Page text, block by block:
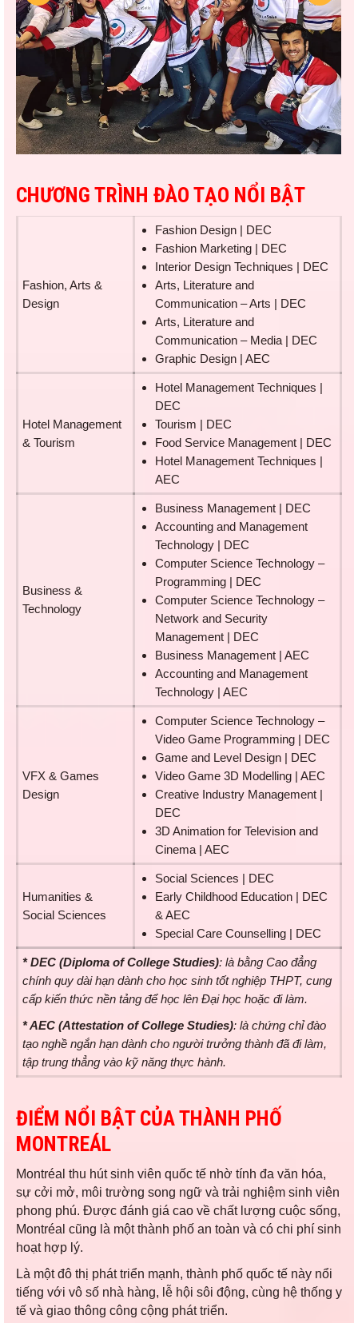
CHƯƠNG TRÌNH ĐÀO TẠO NỔI BẬT
Fashion, Arts &
Design
Fashion Design | DEC
Fashion Marketing | DEC
Interior Design Techniques | DEC
Arts, Literature and
Communication – Arts | DEC
Arts, Literature and
Communication – Media | DEC
Graphic Design | AEC
Hotel Management
& Tourism
Hotel Management Techniques |
DEC
Tourism | DEC
Food Service Management | DEC
Hotel Management Techniques |
AEC
Business &
Technology
Business Management | DEC
Accounting and Management
Technology | DEC
Computer Science Technology –
Programming | DEC
Computer Science Technology –
Network and Security
Management | DEC
Business Management | AEC
Accounting and Management
Technology | AEC
VFX & Games
Design
Computer Science Technology –
Video Game Programming | DEC
Game and Level Design | DEC
Video Game 3D Modelling | AEC
Creative Industry Management |
DEC
3D Animation for Television and
Cinema | AEC
Humanities &
Social Sciences
Social Sciences | DEC
Early Childhood Education | DEC
& AEC
Special Care Counselling | DEC
* DEC (Diploma of College Studies): là bằng Cao đẳng
chính quy dài hạn dành cho học sinh tốt nghiệp THPT, cung
cấp kiến thức nền tảng để học lên Đại học hoặc đi làm.
* AEC (Attestation of College Studies): là chứng chỉ đào
tạo nghề ngắn hạn dành cho người trưởng thành đã đi làm,
tập trung thẳng vào kỹ năng thực hành.
ĐIỂM NỔI BẬT CỦA THÀNH PHỐ
MONTREÁL
Montréal thu hút sinh viên quốc tế nhờ tính đa văn hóa,
sự cởi mở, môi trường song ngữ và trải nghiệm sinh viên
phong phú. Được đánh giá cao về chất lượng cuộc sống,
Montréal cũng là một thành phố an toàn và có chi phí sinh
hoạt hợp lý.
Là một đô thị phát triển mạnh, thành phố quốc tế này nổi
tiếng với vô số nhà hàng, lễ hội sôi động, cùng hệ thống y
tế và giao thông công cộng phát triển.